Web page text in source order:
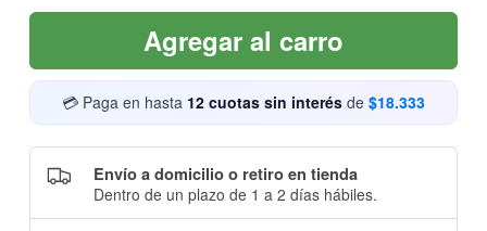
Agregar al carro
💳 Paga en hasta 12 cuotas sin interés de $18.333
Envío a domicilio o retiro en tienda
Dentro de un plazo de 1 a 2 días hábiles.